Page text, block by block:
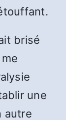
brisé
une
autre